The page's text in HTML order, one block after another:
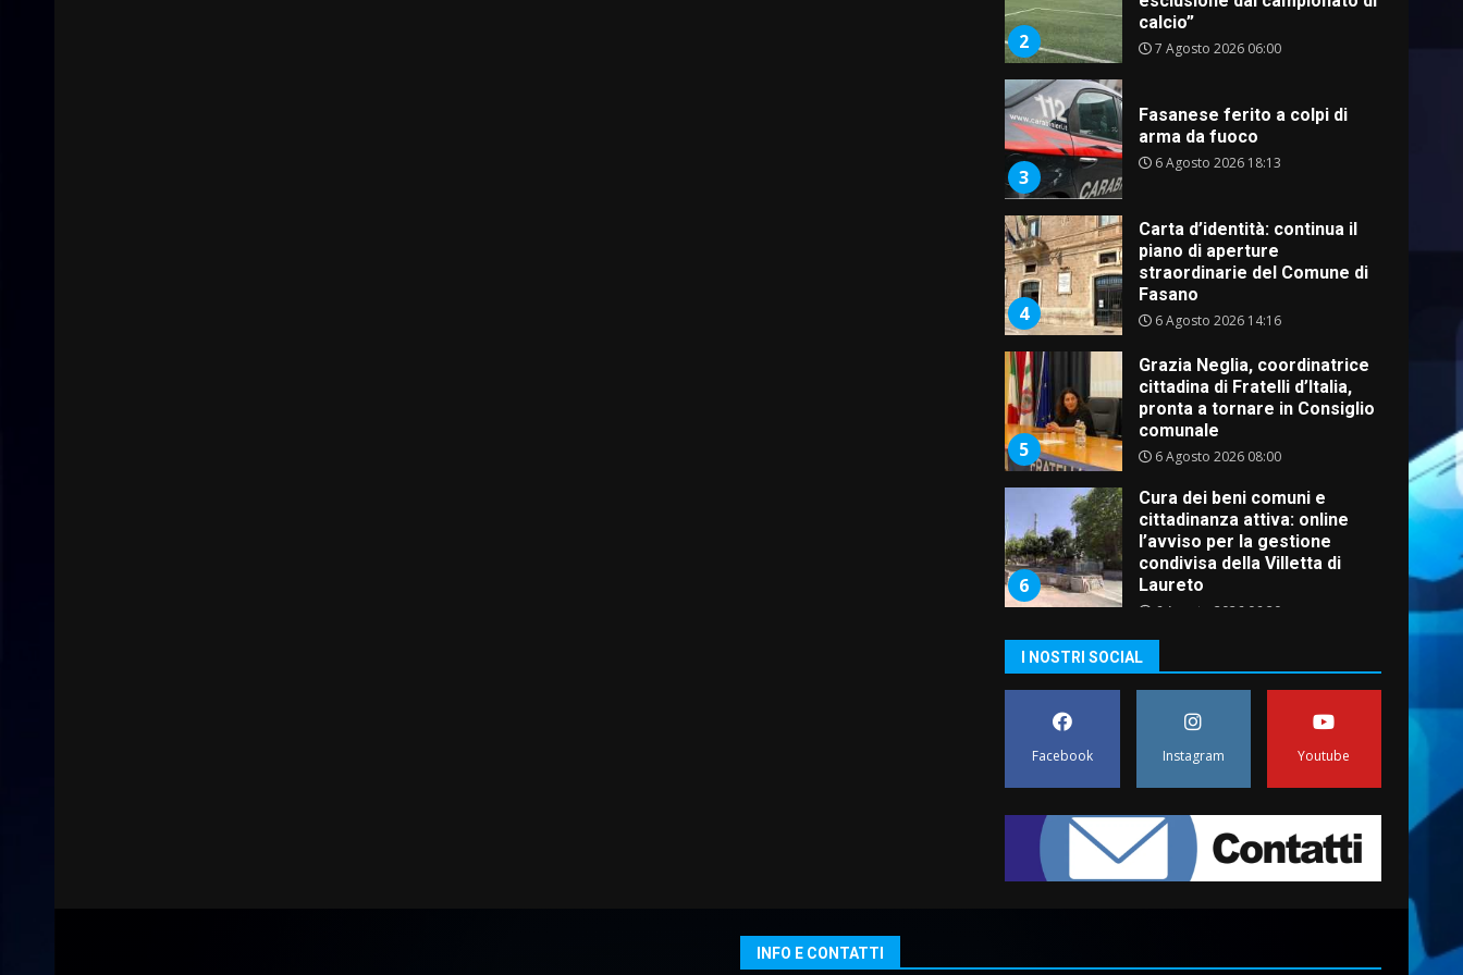
2
calcio”
7 Agosto 2026 06:00
3
Fasanese ferito a colpi di
arma da fuoco
6 Agosto 2026 18:13
4
Carta d’identità: continua il
piano di aperture
straordinarie del Comune di
Fasano
6 Agosto 2026 14:16
5
Grazia Neglia, coordinatrice
cittadina di Fratelli d’Italia,
pronta a tornare in Consiglio
comunale
6 Agosto 2026 08:00
6
Cura dei beni comuni e
cittadinanza attiva: online
l’avviso per la gestione
condivisa della Villetta di
Laureto
6 Agosto 2026 06:20
prima assoluta de “L’Albergo
Belvedere. Il rapimento”
6 Agosto 2026 06:15
appuntamento con “Fasano in
Banda”
7 Agosto 2026 06:05
I NOSTRI SOCIAL
Facebook Instagram Youtube
INFO E CONTATTI